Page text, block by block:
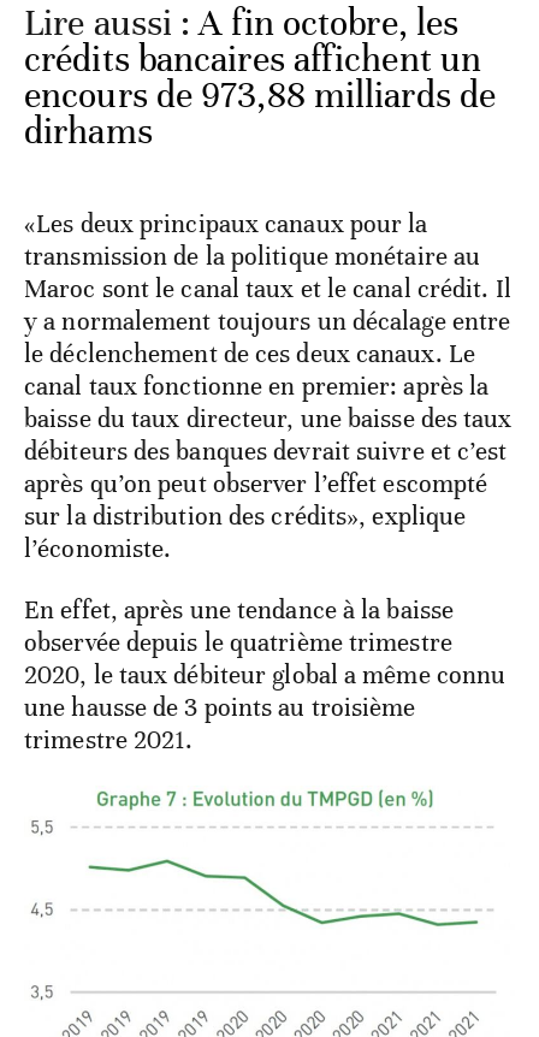
Lire aussi :A fin octobre, les
crédits bancaires affichent un
encours de 973,88 milliards de
dirhams
«Les deux principaux canaux pour la
transmission de la politique monétaire au
Maroc sont le canal taux et le canal crédit. Il
y a normalement toujours un décalage entre
le déclenchement de ces deux canaux. Le
canal taux fonctionne en premier: après la
baisse du taux directeur, une baisse des taux
débiteurs des banques devrait suivre et c’est
après qu’on peut observer l’effet escompté
sur la distribution des crédits», explique
l’économiste.
En effet, après une tendance à la baisse
observée depuis le quatrième trimestre
2020, le taux débiteur global a même connu
une hausse de 3 points au troisième
trimestre 2021.